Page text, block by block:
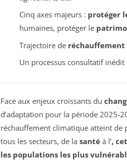
Cinq axes majeurs : protéger
humaines, protéger le
Trajectoire de réchauffement
Un processus consultatif
Face aux enjeux croissants du
d’adaptation pour la période 2025-
réchauffement climatique atteint de
tous les secteurs, de la santé à l’,
les populations les plus